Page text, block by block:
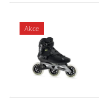
Akce